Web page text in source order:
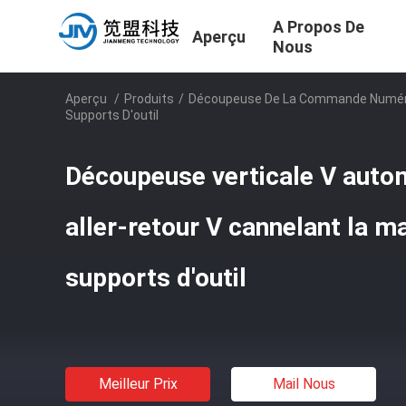
Aperçu
A Propos De
Nous
Aperçu / Produits / Découpeuse De La Commande
Supports D'outil
Découpeuse verticale V
aller-retour V cannelant la
supports d'outil
Meilleur Prix Mail Nous